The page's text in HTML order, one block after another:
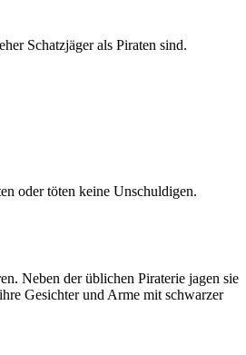
Schatzjäger als Piraten sind.
oder töten keine Unschuldigen.
Neben der üblichen Piraterie jagen sie
Gesichter und Arme mit schwarzer